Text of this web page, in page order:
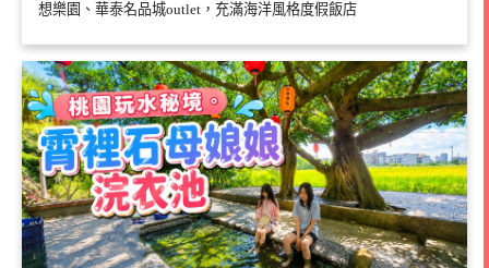
想樂園、華泰名品城outlet，充滿海洋風格度假飯店